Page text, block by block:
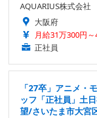
AQUARIUS株式会社
大阪府
月給31万300円
正社員
「27卒」アニメ・
ッフ「正社員」土
望/さいたま市大宮